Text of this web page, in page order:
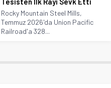
Rocky Mountain Steel Mills,
Temmuz 2026'da Union Pacific
Railroad'a 328...